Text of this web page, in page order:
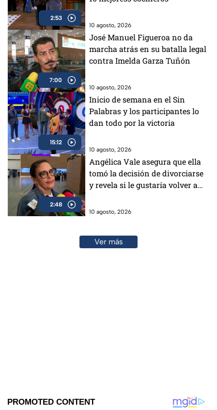
2:53
10 agosto, 2026
7:00
José Manuel Figueroa no da
marcha atrás en su batalla legal
contra Imelda Garza Tuñón
10 agosto, 2026
15:12
Inicio de semana en el Sin
Palabras y los participantes lo
dan todo por la victoria
10 agosto, 2026
2:48
Angélica Vale asegura que ella
tomó la decisión de divorciarse
y revela si le gustaría volver a
10 agosto, 2026
Ver más